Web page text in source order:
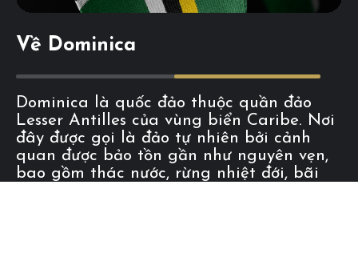
Về Dominica
Dominica là quốc đảo thuộc quần đảo
Lesser Antilles của vùng biển Caribe. Nơi
đây được gọi là đảo tự nhiên bởi cảnh
quan được bảo tồn gần như nguyên vẹn,
bao gồm thác nước, rừng nhiệt đới, bãi